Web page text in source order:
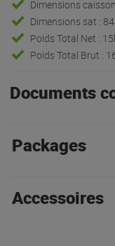
Dimensions
Dimensions sat :
Poids Total Net :
Poids Total Brut :
Documents
Packages
Accessoires